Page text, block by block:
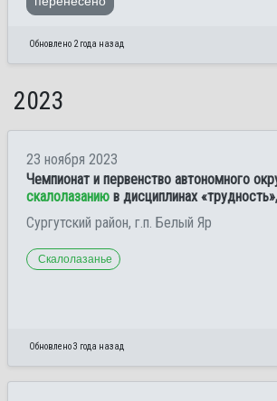
Обновлено 2 года назад
2023
23 ноября 2023
Чемпионат и первенство автономного
скалолазанию в дисциплинах
Сургутский район, г.п. Белый Яр
Скалолазанье
Обновлено 3 года назад